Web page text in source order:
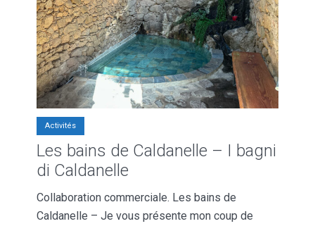
Activités
Les bains de Caldanelle – I bagni
di Caldanelle
Collaboration commerciale. Les bains de
Caldanelle – Je vous présente mon coup de